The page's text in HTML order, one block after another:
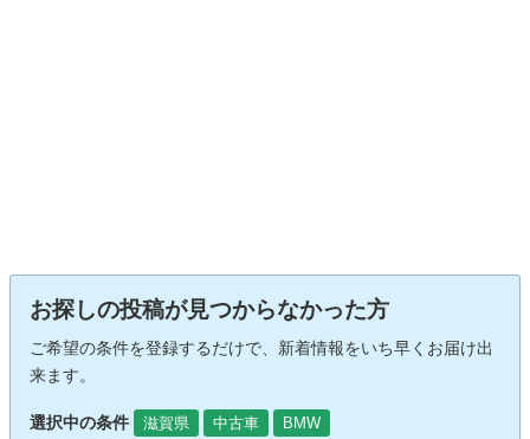
お探しの投稿が見つからなかった方
ご希望の条件を登録するだけで、新着情報をいち早くお届け出
来ます。
選択中の条件 滋賀県 中古車 BMW